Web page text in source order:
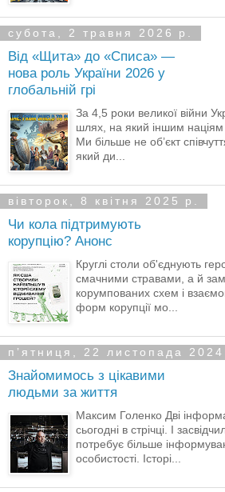
субота, 2 травня 2026 р.
Від «Щита» до «Списа» —
нова роль України 2026 у
глобальній грі
За 4,5 роки великої війни
шлях, на який іншим націям
Ми більше не об’єкт
який ди...
вівторок, 8 квітня 2025 р.
Чи кола підтримують
корупцію? Анонс
Круглі столи об'єднують
смачними стравами, а й
корумпованих схем і
форм корупції мо...
пʼятниця, 22 листопада
Знайомимось з цікавими
людьми за життя
Максим Голенко Дві
сьогодні в стрічці. І
потребує більше
особистості. Історі...